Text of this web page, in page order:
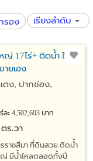
รอง เรียงลำดับ
ญ่ 17ไร่+ ติดน้ำ ใกล้
ายเอง
ดง, ปากช่อง,
ร่ละ 4,502,603 บาท
ร.วา
ราชสีมา ที่ดินสวย ติดน้ำ
ญ่ มีน้ำไหลตลอดทั้งปี